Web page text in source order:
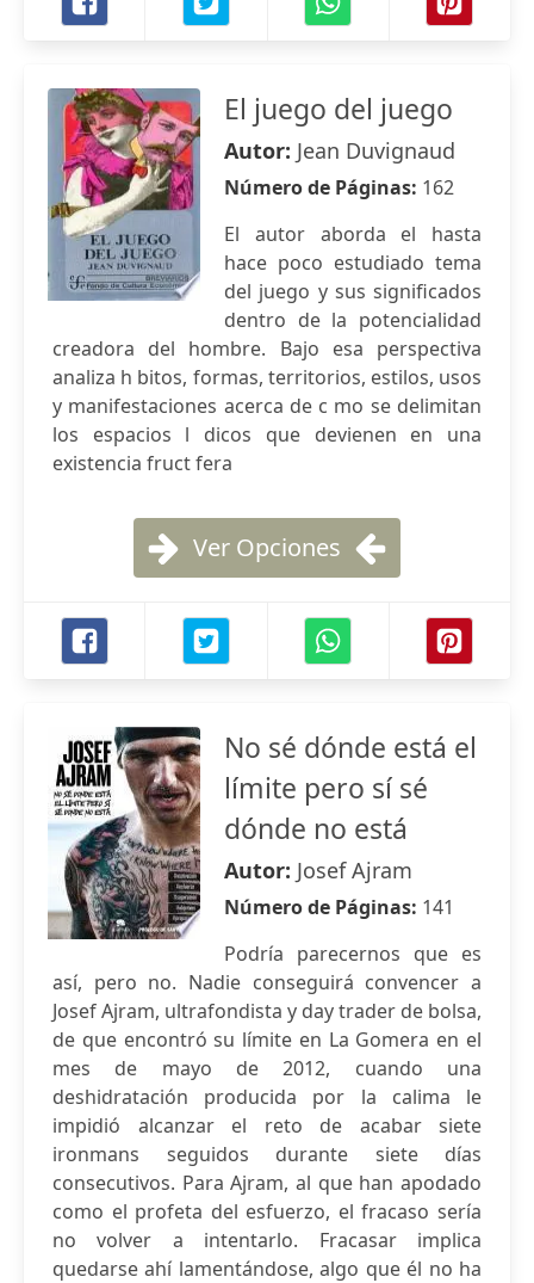
El juego del juego
Autor: Jean Duvignaud
Número de Páginas: 162
El autor aborda el hasta
hace poco estudiado tema
del juego y sus significados
dentro de la potencialidad
creadora del hombre. Bajo esa perspectiva
analiza h bitos, formas, territorios, estilos, usos
y manifestaciones acerca de c mo se delimitan
los espacios l dicos que devienen en una
existencia fruct fera
Ver Opciones
No sé dónde está el
límite pero sí sé
dónde no está
Autor: Josef Ajram
Número de Páginas: 141
Podría parecernos que es
así, pero no. Nadie conseguirá convencer a
Josef Ajram, ultrafondista y day trader de bolsa,
de que encontró su límite en La Gomera en el
mes de mayo de 2012, cuando una
deshidratación producida por la calima le
impidió alcanzar el reto de acabar siete
ironmans seguidos durante siete días
consecutivos. Para Ajram, al que han apodado
como el profeta del esfuerzo, el fracaso sería
no volver a intentarlo. Fracasar implica
quedarse ahí lamentándose, algo que él no ha